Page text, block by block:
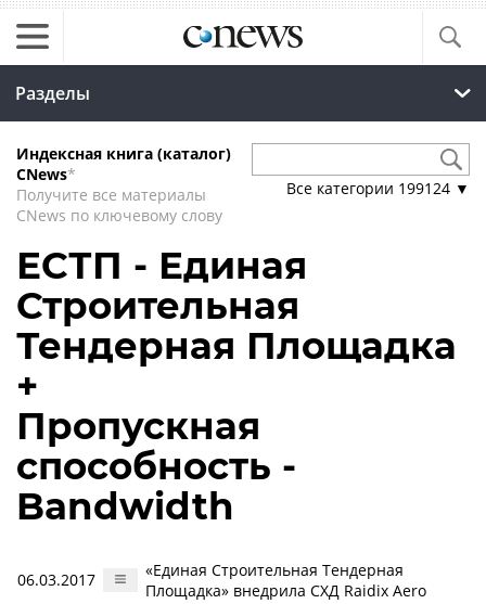
Разделы
Индексная книга (каталог)
CNews*
Получите все материалы
CNews по ключевому слову
Все категории 199124 ▼
ЕСТП - Единая
Строительная
Тендерная Площадка
+
Пропускная
способность -
Bandwidth
06.03.2017
«Единая Строительная Тендерная
Площадка» внедрила СХД Raidix Aero